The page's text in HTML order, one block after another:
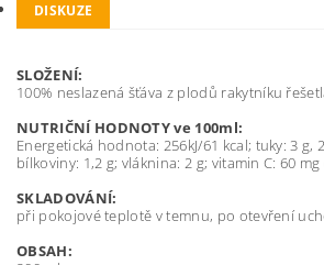
DISKUZE
SLOŽENÍ:
100% neslazená šťáva z plodů rakytníku
NUTRIČNÍ HODNOTY ve 100ml:
Energetická hodnota: 256kJ/61 kcal; tuky: 3 g,
bílkoviny: 1,2 g; vláknina: 2 g; vitamin C: 60 mg
SKLADOVÁNÍ:
při pokojové teplotě v temnu, po otevření
OBSAH: